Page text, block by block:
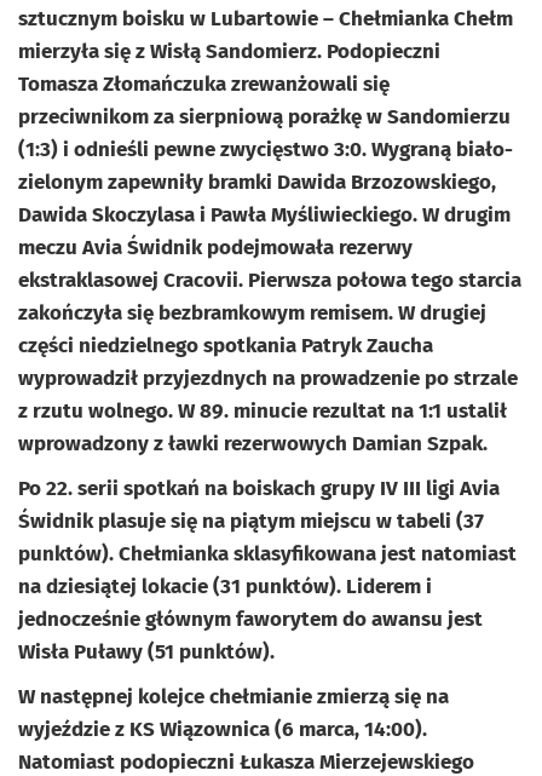
sztucznym boisku w Lubartowie – Chełmianka Chełm
mierzyła się z Wisłą Sandomierz. Podopieczni
Tomasza Złomańczuka zrewanżowali się
przeciwnikom za sierpniową porażkę w Sandomierzu
(1:3) i odnieśli pewne zwycięstwo 3:0. Wygraną biało-
zielonym zapewniły bramki Dawida Brzozowskiego,
Dawida Skoczylasa i Pawła Myśliwieckiego. W drugim
meczu Avia Świdnik podejmowała rezerwy
ekstraklasowej Cracovii. Pierwsza połowa tego starcia
zakończyła się bezbramkowym remisem. W drugiej
części niedzielnego spotkania Patryk Zaucha
wyprowadził przyjezdnych na prowadzenie po strzale
z rzutu wolnego. W 89. minucie rezultat na 1:1 ustalił
wprowadzony z ławki rezerwowych Damian Szpak.
Po 22. serii spotkań na boiskach grupy IV III ligi Avia
Świdnik plasuje się na piątym miejscu w tabeli (37
punktów). Chełmianka sklasyfikowana jest natomiast
na dziesiątej lokacie (31 punktów). Liderem i
jednocześnie głównym faworytem do awansu jest
Wisła Puławy (51 punktów).
W następnej kolejce chełmianie zmierzą się na
wyjeździe z KS Wiązownica (6 marca, 14:00).
Natomiast podopieczni Łukasza Mierzejewskiego